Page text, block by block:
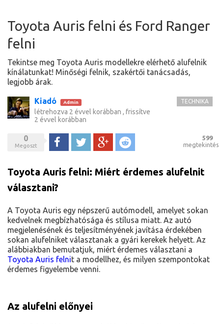
Toyota Auris felni és Ford Ranger
felni
Tekintse meg Toyota Auris modellekre elérhető alufelnik
kínálatunkat! Minőségi felnik, szakértői tanácsadás,
legjobb árak.
Kiadó Admin
létrehozva 2 évvel korábban , frissítve
2 évvel korábban
TECHNIKA
0
Megoszt MegosztTweet Google+ Reddit
599
megtekintés
Toyota Auris felni: Miért érdemes alufelnit
választani?
A Toyota Auris egy népszerű autómodell, amelyet sokan
kedvelnek megbízhatósága és stílusa miatt. Az autó
megjelenésének és teljesítményének javítása érdekében
sokan alufelniket választanak a gyári kerekek helyett. Az
alábbiakban bemutatjuk, miért érdemes választani a
Toyota Auris felnit a modellhez, és milyen szempontokat
érdemes figyelembe venni.
Az alufelni előnyei